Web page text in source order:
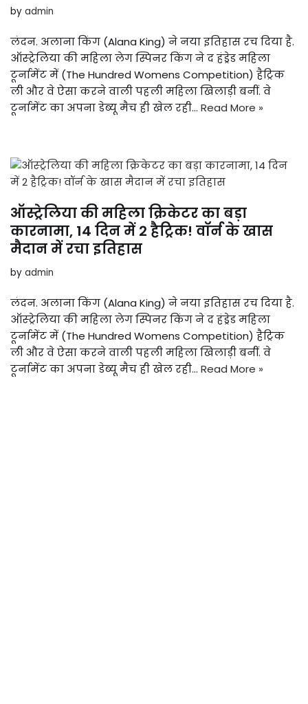
by admin
लंदन. अलाना किंग (Alana King) ने नया इतिहास रच दिया है.
ऑस्ट्रेलिया की महिला लेग स्पिनर किंग ने द हंड्रेड महिला
टूर्नामेंट में (The Hundred Womens Competition) हैट्रिक
ली और वे ऐसा करने वाली पहली महिला खिलाड़ी बनीं. वे
टूर्नामेंट का अपना डेब्यू मैच ही खेल रही… Read More »
ऑस्ट्रेलिया की महिला क्रिकेटर का बड़ा
कारनामा, 14 दिन में 2 हैट्रिक! वॉर्न के खास
मैदान में रचा इतिहास
by admin
लंदन. अलाना किंग (Alana King) ने नया इतिहास रच दिया है.
ऑस्ट्रेलिया की महिला लेग स्पिनर किंग ने द हंड्रेड महिला
टूर्नामेंट में (The Hundred Womens Competition) हैट्रिक
ली और वे ऐसा करने वाली पहली महिला खिलाड़ी बनीं. वे
टूर्नामेंट का अपना डेब्यू मैच ही खेल रही… Read More »